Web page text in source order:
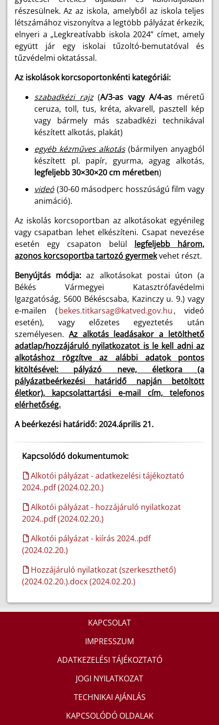
részesülnek. Az az iskola, amelyből az iskola teljes
létszámához viszonyítva a legtöbb pályázat érkezik,
elnyeri a „Legkreatívabb iskola 2024” címet, amely
együtt jár egy iskolai tűzoltó-bemutatóval és
tűzvédelmi oktatással.
Az iskolások korcsoportonkénti kategóriái:
szabadkézi rajz(A/3-as vagy A/4-as méretű
ceruza, toll, tus, kréta, akvarell, pasztell kép
vagy bármely más szabadkézi technikával
készített alkotás, plakát)
egyéb kézműves alkotás(bármilyen anyagból
készített pl. papír, gyurma, agyag alkotás,
legfeljebb 30×30×20 cm méretben)
videó (30-60 másodperc hosszúságú film vagy
animáció).
Az iskolás korcsoportban az alkotásokat egyénileg
vagy csapatban lehet elkészíteni. Csapat nevezése
esetén egy csapaton belül legfeljebb három,
azonos korcsoportba tartozó gyermekvehet részt.
Benyújtás módja: az alkotásokat postai úton (a
Békés Vármegyei Katasztrófavédelmi
Igazgatóság, 5600 Békéscsaba, Kazinczy u. 9.) vagy
e-mailen (bekes.titkarsag@katved.gov.hu, videó
esetén), vagy előzetes egyeztetés után
személyesen. Az alkotás leadásakor a letölthető
adatlap/hozzájáruló nyilatkozatot is le kell adni az
alkotáshoz rögzítve az alábbi adatok pontos
kitöltésével: pályázó neve, életkora (a
pályázatbeérkezési határidő napján betöltött
életkor), kapcsolattartási e-mail cím, telefonos
elérhetőség.
A beérkezési határidő: 2024.április 21.
Kapcsolódó dokumentumok:
Alkotói pályázat - adatkezelési tájékoztató
2024..pdf (2024.02.20.)
Alkotói pályázat - hozzájáruló nyilatkozat
2024..pdf (2024.02.20.)
Alkotói pályázat - kiírás 2024..pdf
(2024.02.20.)
Hozzájáruló nyilatkozat (szerkeszthető)
(2024.02.20.).docx (2024.02.20.)
KAPCSOLAT
IMPRESSZUM
ADATKEZELÉSI TÁJÉKOZTATÓ
JOGI NYILATKOZAT
TECHNIKAI AJÁNLÁS
KAPCSOLÓDÓ OLDALAK